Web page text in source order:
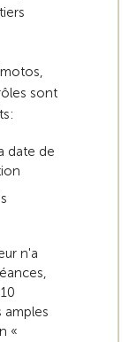
sont
date de
n'a
amples
«